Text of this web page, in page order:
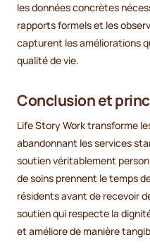
les données concrètes
rapports formels et les
capturent les améliorations
qualité de vie.
Conclusion et
Life Story Work transforme
abandonnant les services
soutien véritablement
de soins prennent le temps
résidents avant de recevoir
soutien qui respecte la
et améliore de manière